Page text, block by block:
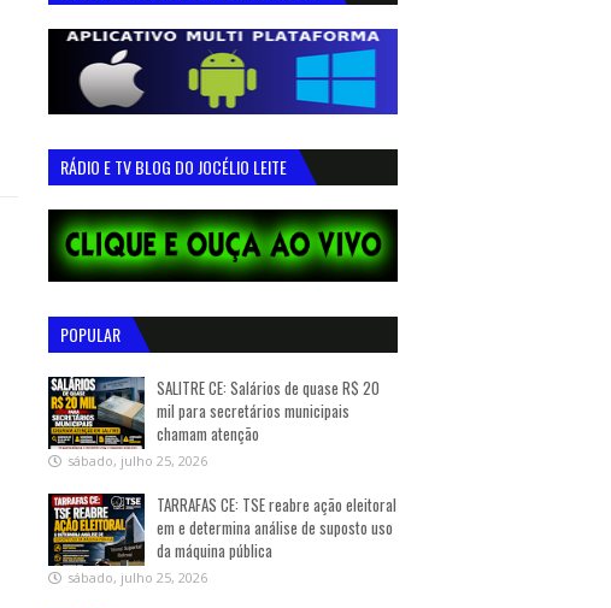
RÁDIO E TV BLOG DO JOCÉLIO LEITE
POPULAR
SALITRE CE: Salários de quase R$ 20
mil para secretários municipais
chamam atenção
sábado, julho 25, 2026
TARRAFAS CE: TSE reabre ação eleitoral
em e determina análise de suposto uso
da máquina pública
sábado, julho 25, 2026